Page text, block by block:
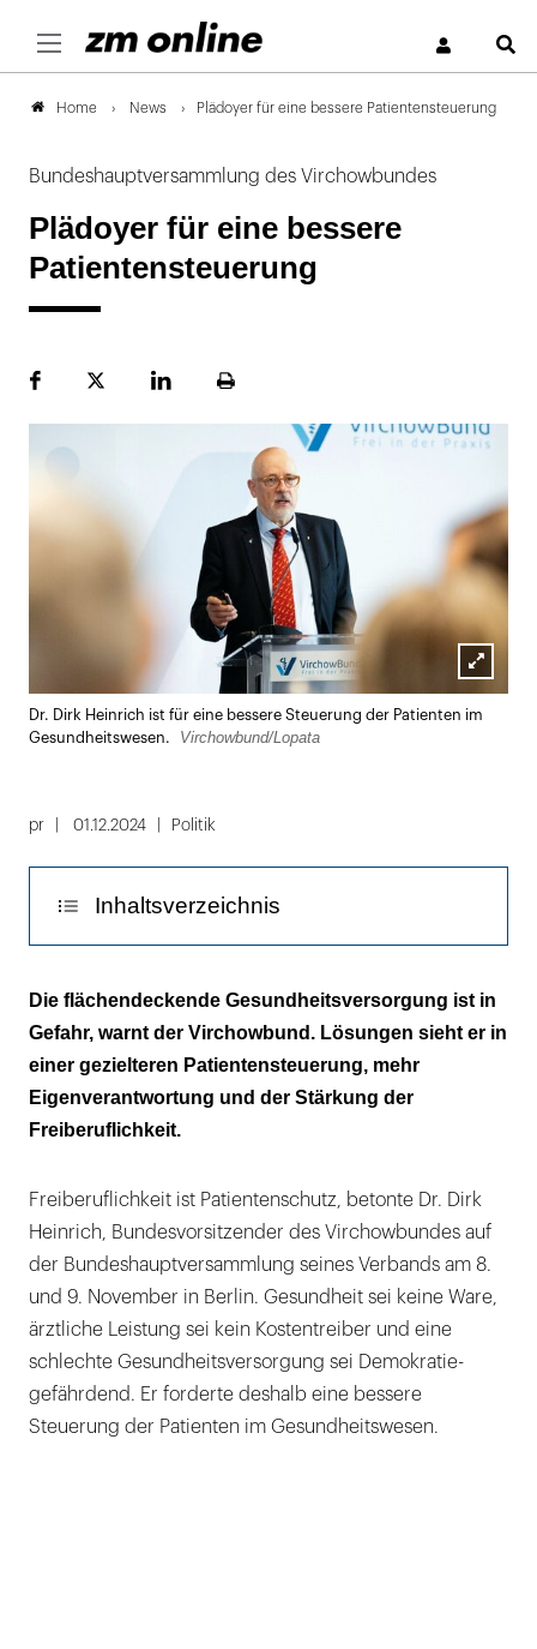
Home News Plädoyer für eine bessere Patientensteuerung
Bundeshauptversammlung des Virchowbundes
Plädoyer für eine bessere
Patientensteuerung
FacebookPlattformLinekdInSeite
Lightbox
öffnen
Dr. Dirk Heinrich ist für eine bessere Steuerung der Patienten im
Gesundheitswesen.
Virchowbund/Lopata
pr 01.12.2024 Politik
Inhaltsverzeichnis
Schluss mit der Vollkasko-Mentalität!
Die Selbstverwaltung saß zu oft nur am
Katzentisch
Die flächendeckende Gesundheitsversorgung ist in
Gefahr, warnt der Virchowbund. Lösungen sieht er in
einer gezielteren Patientensteuerung, mehr
Eigenverantwortung und der Stärkung der
Freiberuflichkeit.
Freiberuflichkeit ist Patientenschutz, betonte Dr. Dirk
Heinrich, Bundesvorsitzender des Virchowbundes auf
der Bundeshauptversammlung seines Verbands am 8.
und 9. November in Berlin. Gesundheit sei keine Ware,
ärztliche Leistung sei kein Kostentreiber und eine
schlechte Gesundheitsversorgung sei Demokratie-
gefährdend. Er forderte deshalb eine bessere
Steuerung der Patienten im Gesundheitswesen.